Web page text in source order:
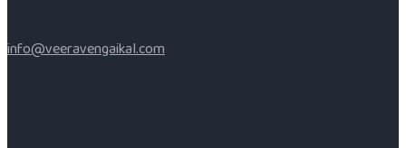
info@veeravengaikal.com